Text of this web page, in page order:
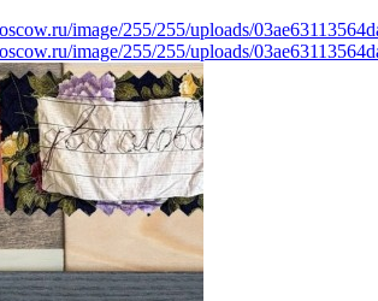
image/255/255/uploads/
image/255/255/uploads/